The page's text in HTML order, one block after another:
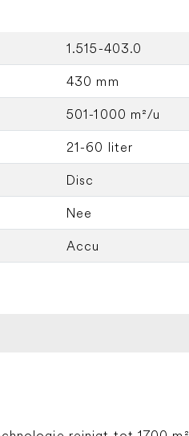
1.515-403.0
430 mm
501-1000 m²/u
21-60 liter
Disc
Nee
Accu